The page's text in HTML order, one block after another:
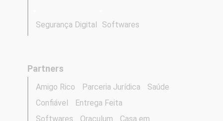
Segurança Digital Softwares
Partners
Amigo Rico Parceria Jurídica
Saúde
Confiável
Entrega Feita
Softwares
Oraculum Casa em